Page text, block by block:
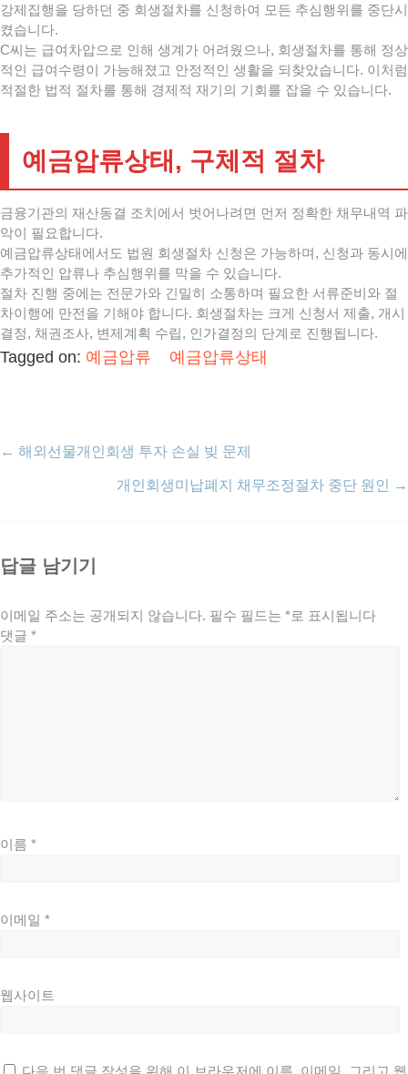
강제집행을 당하던 중 회생절차를 신청하여 모든 추심행위를 중단시
켰습니다.
C씨는 급여차압으로 인해 생계가 어려웠으나, 회생절차를 통해 정상
적인 급여수령이 가능해졌고 안정적인 생활을 되찾았습니다. 이처럼
적절한 법적 절차를 통해 경제적 재기의 기회를 잡을 수 있습니다.
예금압류상태, 구체적 절차
금융기관의 재산동결 조치에서 벗어나려면 먼저 정확한 채무내역 파
악이 필요합니다.
예금압류상태에서도 법원 회생절차 신청은 가능하며, 신청과 동시에
추가적인 압류나 추심행위를 막을 수 있습니다.
절차 진행 중에는 전문가와 긴밀히 소통하며 필요한 서류준비와 절
차이행에 만전을 기해야 합니다. 회생절차는 크게 신청서 제출, 개시
결정, 채권조사, 변제계획 수립, 인가결정의 단계로 진행됩니다.
Tagged on: 예금압류 예금압류상태
← 해외선물개인회생 투자 손실 빚 문제
개인회생미납폐지 채무조정절차 중단 원인 →
답글 남기기
이메일 주소는 공개되지 않습니다. 필수 필드는 *로 표시됩니다
댓글 *
이름 *
이메일 *
웹사이트
다음 번 댓글 작성을 위해 이 브라우저에 이름, 이메일, 그리고 웹